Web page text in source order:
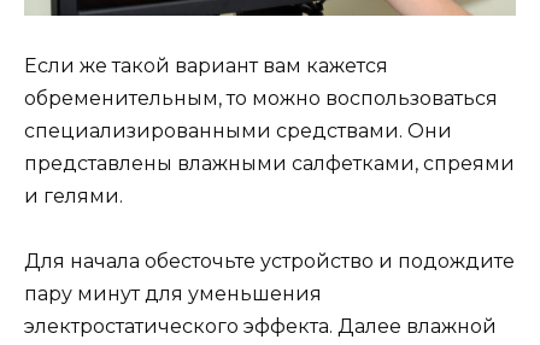
Если же такой вариант вам кажется
обременительным, то можно воспользоваться
специализированными средствами. Они
представлены влажными салфетками, спреями
и гелями.
Для начала обесточьте устройство и подождите
пару минут для уменьшения
электростатического эффекта. Далее влажной